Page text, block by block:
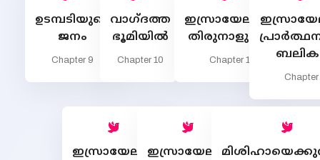
ഉടമ്പടിയുടെ
ജനം
Chapter 9
വാഗ്ദത്ത
ഭൂമിയില്‍
Chapter 10
ഇസ്രായേലിന്‍റെ
തിരുനാളുകള്‍
Chapter 11
Chapter
ഇസ്രായേലിലെഇസ്രായേലിലെ